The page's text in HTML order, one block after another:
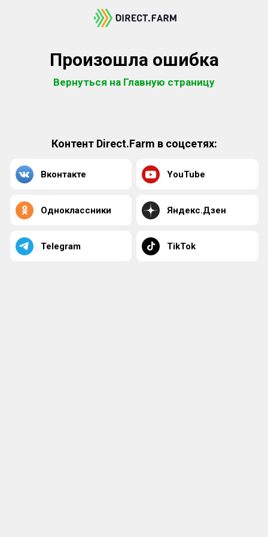
Произошла ошибка
Вернуться на Главную страницу
Контент Direct.Farm в соцсетях:
Вконтакте YouTube
Одноклассники Яндекс.Дзен
Telegram TikTok